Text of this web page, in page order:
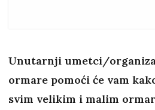
Unutarnji umetci/
ormare pomoći će vam
svim velikim i malim